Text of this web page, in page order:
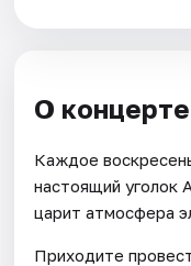
О концерте
Каждое
настоящий уголок
царит атмосфера
Приходите